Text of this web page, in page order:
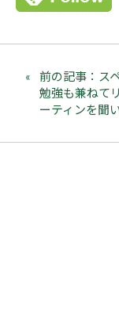
前の記事：ス
勉強も兼ねて
ーティンを聞